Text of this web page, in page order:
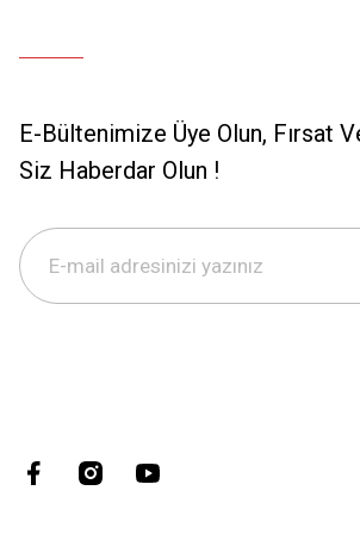
E-Bültenimize Üye Olun, Fırsat
Siz Haberdar Olun !